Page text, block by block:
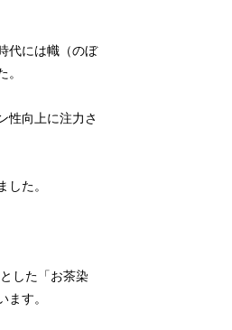
代には幟（のぼ
性向上に注力さ
た。
した「お茶染
す。